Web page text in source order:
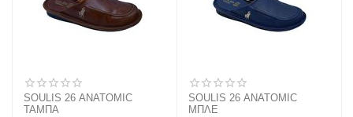
SOULIS 26 ANATOMIC
ΤΑΜΠΑ
SOULIS 26 ANATOMIC
ΜΠΛΕ